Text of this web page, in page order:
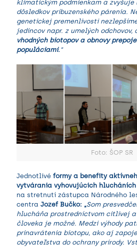
klimatickým podmienkam a zvyšuje
dôsledkov príbuzenského párenia.
genetickej premenlivosti
jedincov napr. z umelých odchovov,
vhodných biotopov a obnovy
populáciami. “
Foto: ŠOP SR
Jednotlivé formy a benefity
vytvárania vyhovujúcich
na stretnutí zástupca Národného
centra Jozef Bučko: „Som
hlucháňa prostredníctvom citlivej
človeka je možné. Medzi výhody
prinavrátenia biotopu, ako aj
obyvateľstva do ochrany prírody.